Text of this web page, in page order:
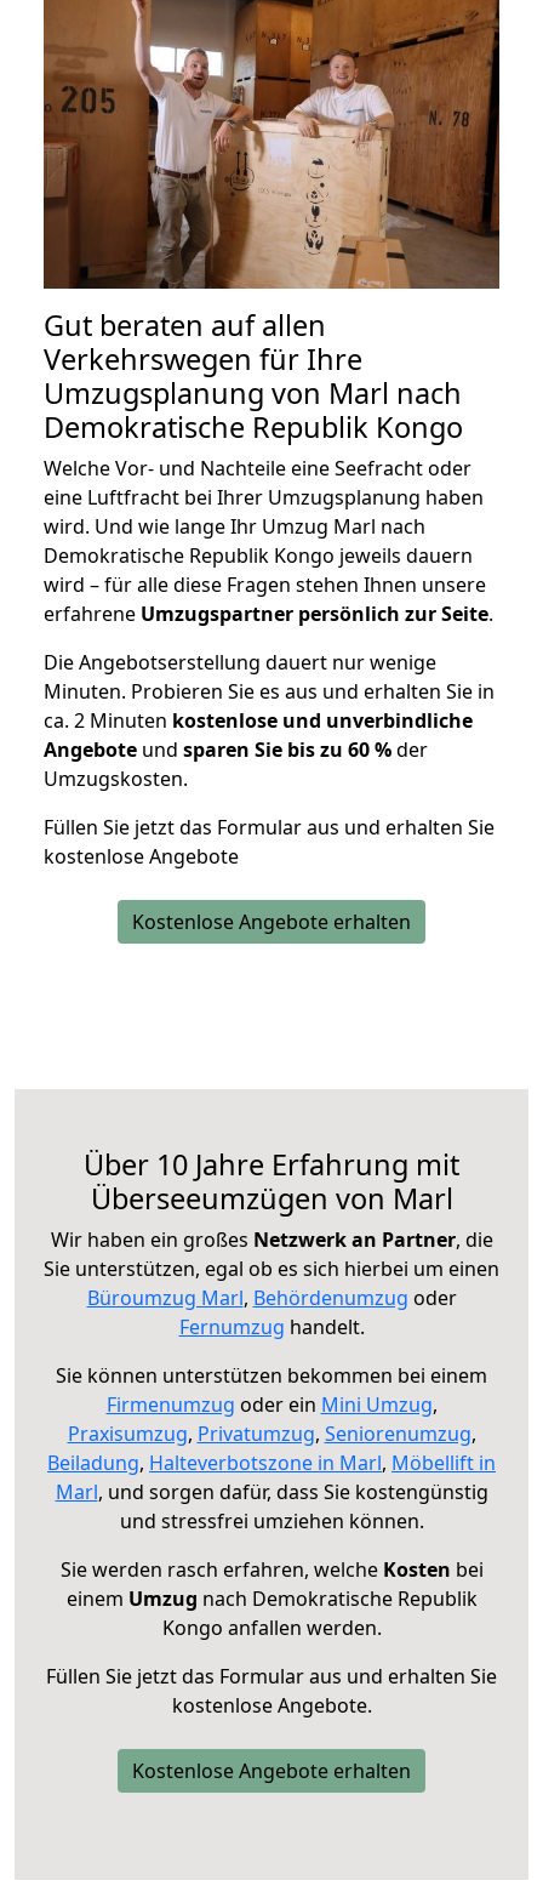
Gut beraten auf allen
Verkehrswegen für Ihre
Umzugsplanung von Marl nach
Demokratische Republik Kongo
Welche Vor- und Nachteile eine Seefracht oder
eine Luftfracht bei Ihrer Umzugsplanung haben
wird. Und wie lange Ihr Umzug Marl nach
Demokratische Republik Kongo jeweils dauern
wird – für alle diese Fragen stehen Ihnen unsere
erfahrene Umzugspartner persönlich zur Seite.
Die Angebotserstellung dauert nur wenige
Minuten. Probieren Sie es aus und erhalten Sie in
ca. 2 Minuten kostenlose und unverbindliche
Angebote und sparen Sie bis zu 60 %der
Umzugskosten.
Füllen Sie jetzt das Formular aus und erhalten Sie
kostenlose Angebote
Kostenlose Angebote erhalten
Über 10 Jahre Erfahrung mit
Überseeumzügen von Marl
Wir haben ein großes Netzwerk an Partner, die
Sie unterstützen, egal ob es sich hierbei um einen
Büroumzug Marl, Behördenumzug oder
Fernumzug handelt.
Sie können unterstützen bekommen bei einem
Firmenumzug oder ein Mini Umzug,
Praxisumzug, Privatumzug, Seniorenumzug,
Beiladung, Halteverbotszone in Marl, Möbellift in
Marl, und sorgen dafür, dass Sie kostengünstig
und stressfrei umziehen können.
Sie werden rasch erfahren, welche Kosten bei
einem Umzug nach Demokratische Republik
Kongo anfallen werden.
Füllen Sie jetzt das Formular aus und erhalten Sie
kostenlose Angebote.
Kostenlose Angebote erhalten